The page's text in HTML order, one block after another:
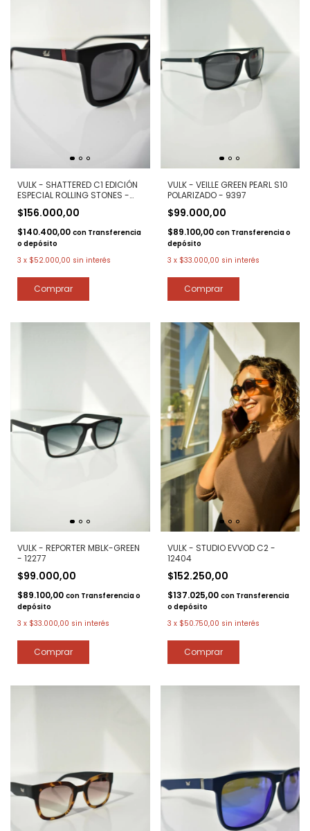
VULK - SHATTERED C1 EDICIÓN
ESPECIAL ROLLING STONES -
$156.000,00
$140.400,00 con Transferencia
o depósito
3 x $52.000,00 sin interés
VULK - VEILLE GREEN PEARL S10
POLARIZADO - 9397
$99.000,00
$89.100,00 con Transferencia o
depósito
3 x $33.000,00 sin interés
VULK - REPORTER MBLK-GREEN
- 12277
$99.000,00
$89.100,00 con Transferencia o
depósito
3 x $33.000,00 sin interés
VULK - STUDIO EVVOD C2 -
12404
$152.250,00
$137.025,00 con Transferencia
o depósito
3 x $50.750,00 sin interés